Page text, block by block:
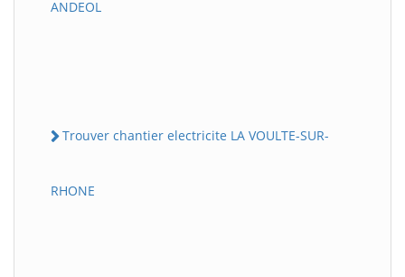
ANDEOL
Trouver chantier electricite LA VOULTE-SUR-
RHONE